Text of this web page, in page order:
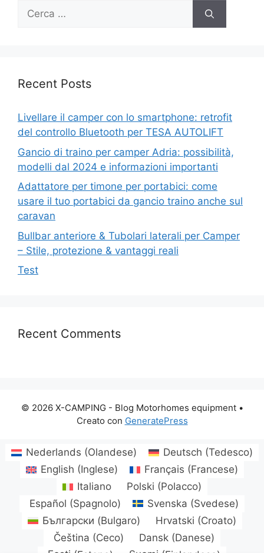
Ricerca
Recent Posts
Livellare il camper con lo smartphone: retrofit
del controllo Bluetooth per TESA AUTOLIFT
Gancio di traino per camper Adria: possibilità,
modelli dal 2024 e informazioni importanti
Adattatore per timone per portabici: come
usare il tuo portabici da gancio traino anche sul
caravan
Bullbar anteriore & Tubolari laterali per Camper
– Stile, protezione & vantaggi reali
Test
Recent Comments
© 2026 X-CAMPING - Blog Motorhomes equipment•
Creato con GeneratePress
Nederlands (Olandese) Deutsch (Tedesco)
English (Inglese) Français (Francese)
Italiano
Polski (Polacco)
Español (Spagnolo) Svenska (Svedese)
Български (Bulgaro) Hrvatski (Croato)
Čeština (Ceco) Dansk (Danese)